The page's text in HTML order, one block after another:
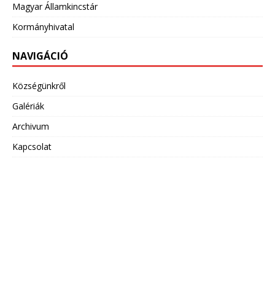
Magyar Államkincstár
Kormányhivatal
NAVIGÁCIÓ
Községünkről
Galériák
Archivum
Kapcsolat